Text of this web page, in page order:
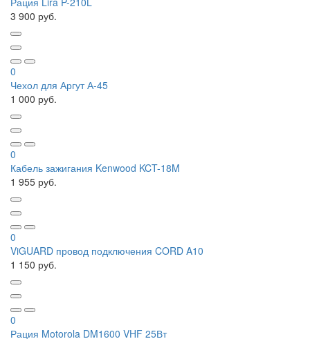
3 900 руб.
0
Чехол для Аргут А-45
1 000 руб.
0
Кабель зажигания Kenwood KCT-18M
1 955 руб.
0
ViGUARD провод подключения CORD A10
1 150 руб.
0
Рация Motorola DM1600 VHF 25Вт